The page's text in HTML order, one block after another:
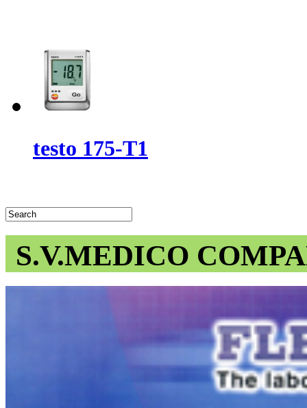
testo 175-T1
S.V.MEDICO